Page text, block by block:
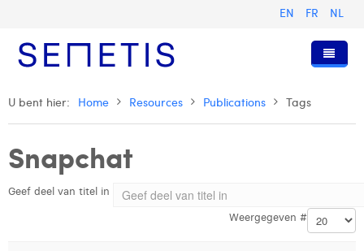
EN FR NL
Home
Diensten
Digital Advertising
Digital Business Intelligence
Wie zijn wij
Onze Geschiedenis
Pers & Publicaties
U bent hier: Home Resources Publications Tags
Snapchat
Geef deel van titel in
Weergegeven #